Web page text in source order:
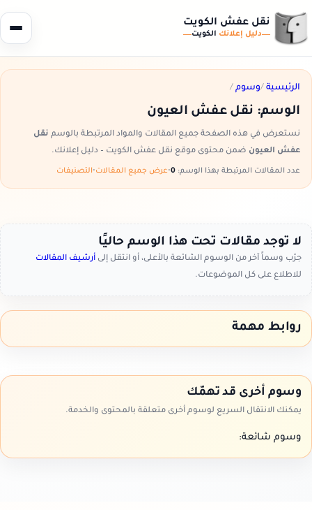
نقل عفش الكويت
دليل إعلانك الكويت
الرئيسية /وسوم /
الوسم: نقل عفش العيون
نستعرض في هذه الصفحة جميع المقالات والمواد المرتبطة بالوسم نقل
عفش العيون ضمن محتوى موقع نقل عفش الكويت – دليل إعلانك.
عدد المقالات المرتبطة بهذا الوسم: •عرض جميع المقالات•التصنيفات
لا توجد مقالات تحت هذا الوسم حاليًا
جرّب وسماً آخر من الوسوم الشائعة بالأعلى، أو انتقل إلى أرشيف المقالات
للاطلاع على كل الموضوعات.
روابط مهمة
وسوم أخرى قد تهمّك
يمكنك الانتقال السريع لوسوم أخرى متعلقة بالمحتوى والخدمة.
وسوم شائعة: